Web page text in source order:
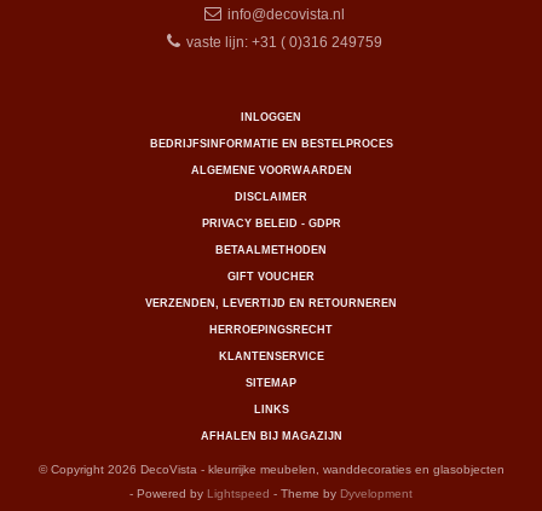
info@decovista.nl
vaste lijn: +31 ( 0)316 249759
INLOGGEN
BEDRIJFSINFORMATIE EN BESTELPROCES
ALGEMENE VOORWAARDEN
DISCLAIMER
PRIVACY BELEID - GDPR
BETAALMETHODEN
GIFT VOUCHER
VERZENDEN, LEVERTIJD EN RETOURNEREN
HERROEPINGSRECHT
KLANTENSERVICE
SITEMAP
LINKS
AFHALEN BIJ MAGAZIJN
© Copyright 2026 DecoVista - kleurrijke meubelen, wanddecoraties en glasobjecten
- Powered by Lightspeed - Theme by Dyvelopment